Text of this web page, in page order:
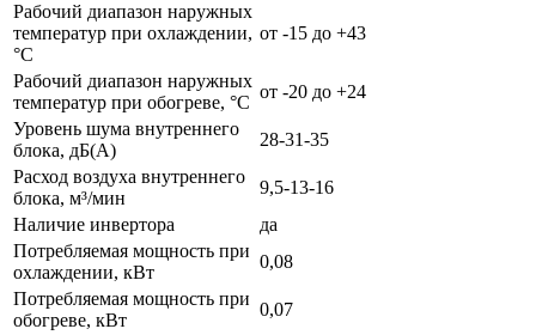
Рабочий диапазон наружных
температур при охлаждении,
°С
от -15 до +43
Рабочий диапазон наружных
температур при обогреве, °С
от -20 до +24
Уровень шума внутреннего
блока, дБ(А)
28-31-35
Расход воздуха внутреннего
блока, м³/мин
9,5-13-16
Наличие инвертора
да
Потребляемая мощность при
охлаждении, кВт
0,08
Потребляемая мощность при
обогреве, кВт
0,07